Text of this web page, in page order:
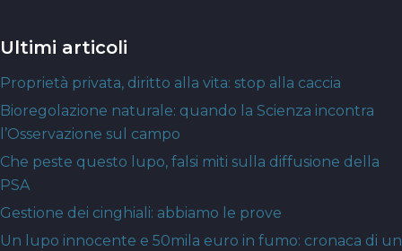
Ultimi articoli
Proprietà privata, diritto alla vita: stop alla caccia
Bioregolazione naturale: quando la Scienza incontra
l’Osservazione sul campo
Che peste questo lupo, falsi miti sulla diffusione della
PSA
Gestione dei cinghiali: abbiamo le prove
Un lupo innocente e 50mila euro in fumo: cronaca di un